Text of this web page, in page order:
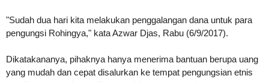
"Sudah dua hari kita melakukan penggalangan dana untuk para
pengungsi Rohingya," kata Azwar Djas, Rabu (6/9/2017).
Dikatakananya, pihaknya hanya menerima bantuan berupa uang
yang mudah dan cepat disalurkan ke tempat pengungsian etnis